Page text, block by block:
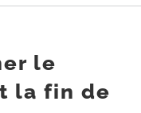
le
la fin de